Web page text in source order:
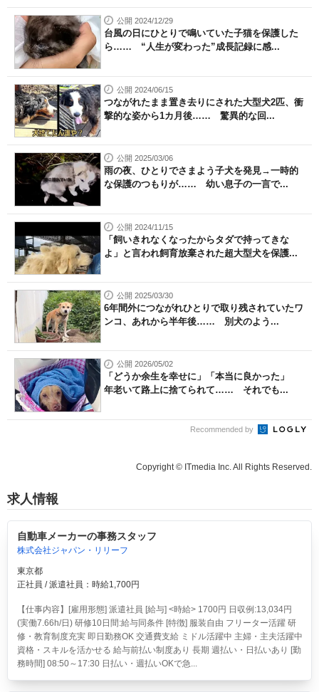
公開 2024/12/29
台風の日にひとりで鳴いていた子猫を保護した
ら…… “人生が変わった”成長記録に感...
公開 2024/06/15
つながれたまま置き去りにされた大型犬2匹、衝
撃的な姿から1カ月後…… 驚異的な回...
公開 2025/03/06
雨の夜、ひとりでさまよう子犬を発見→一時的
な保護のつもりが…… 幼い息子の一言で...
公開 2024/11/15
「飼いきれなくなったからタダで持ってきな
よ」と言われ飼育放棄された超大型犬を保護...
公開 2025/03/30
6年間外につながれひとりで取り残されていたワ
ンコ、あれから半年後…… 別犬のよう...
公開 2026/05/02
「どうか余生を幸せに」「本当に良かった」
年老いて路上に捨てられて…… それでも...
Recommended by
Copyright © ITmedia Inc. All Rights Reserved.
求人情報
自動車メーカーの事務スタッフ
株式会社ジャパン・リリーフ
東京都
正社員 / 派遣社員：時給1,700円
【仕事内容】[雇用形態] 派遣社員 [給与] <時給> 1700円 日収例:13,034円
(実働7.66h/日) 研修10日間:給与同条件 [特徴] 服装自由 フリーター活躍 研
修・教育制度充実 即日勤務OK 交通費支給 ミドル活躍中 主婦・主夫活躍中
資格・スキルを活かせる 給与前払い制度あり 長期 週払い・日払いあり [勤
務時間] 08:50～17:30 日払い・週払いOKで急...